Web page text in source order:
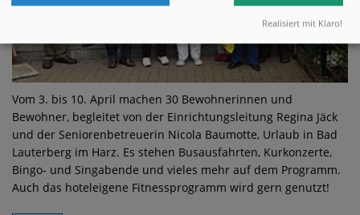
Vom 3. bis 10. April machen 30 Bewohnerinnen und
Bewohner, begleitet von der Einrichtungsleitung Regina Jäck
und der Seniorenbetreuerin Nicola Baumotte, Urlaub in Bad
Lauterberg im Harz. Es stehen Busausfahrten, Kurkonzerte,
Bingo- und Singabende und vieles mehr auf dem Programm.
Auch das hoteleigene Fitnessprogramm wird gern genutzt!
Realisiert mit Klaro!